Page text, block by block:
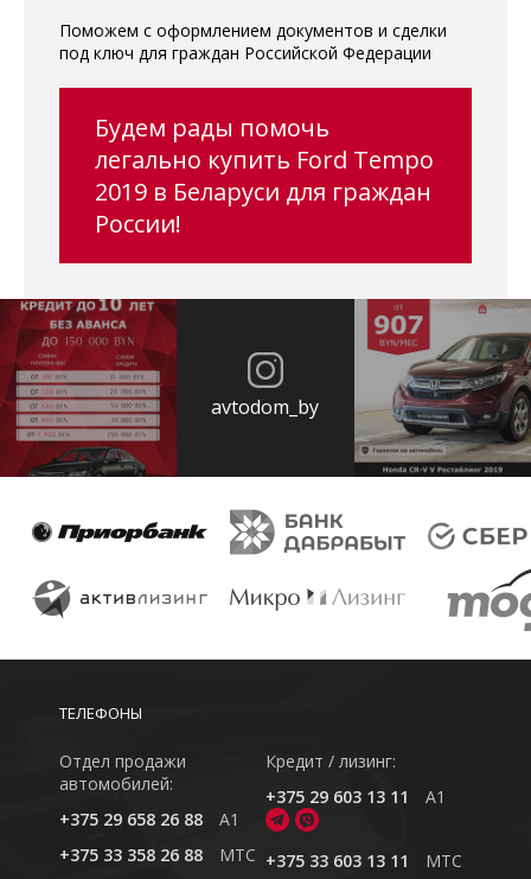
Поможем с оформлением документов и сделки
под ключ для граждан Российской Федерации
Будем рады помочь
легально купить Ford Tempo
2019 в Беларуси для граждан
России!
avtodom_by
ТЕЛЕФОНЫ
Отдел продажи
автомобилей:
+375 29 658 26 88
A1
+375 33 358 26 88
MTC
Кредит / лизинг:
+375 29 603 13 11
A1
+375 33 603 13 11
MTC